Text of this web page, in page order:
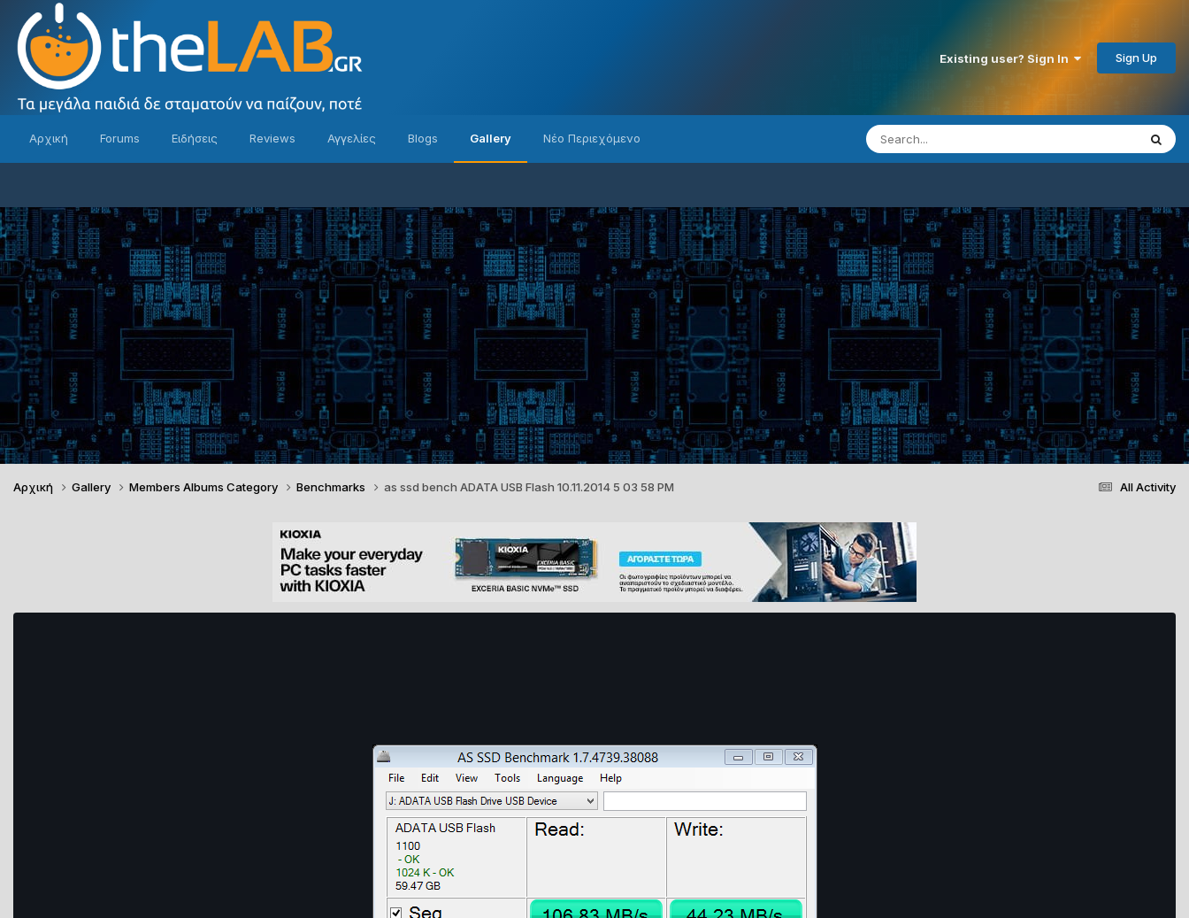
Existing user? Sign In Sign Up
Αρχική Forums Ειδήσεις Reviews Αγγελίες Blogs Gallery Νέο Περιεχόμενο
All Activity
Αρχική Gallery Members Albums Category Benchmarks as ssd bench ADATA USB Flash 10.11.2014 5 03 58 PM